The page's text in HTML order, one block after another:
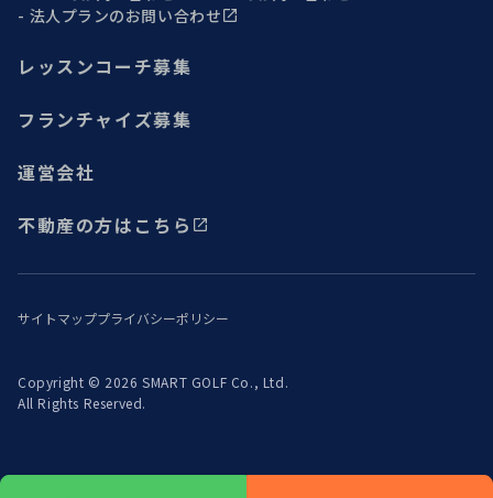
法人プランのお問い合わせ
レッスンコーチ募集
フランチャイズ募集
運営会社
不動産の方はこちら
サイトマッププライバシーポリシー
Copyright © 2026 SMART GOLF Co., Ltd.
All Rights Reserved.